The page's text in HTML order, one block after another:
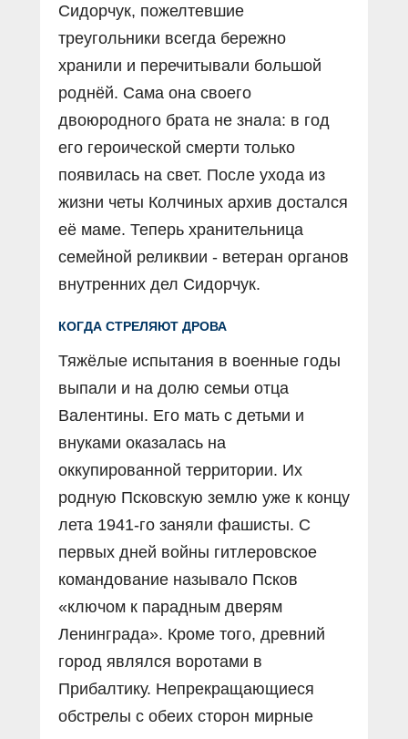
Сидорчук, пожелтевшие
треугольники всегда бережно
хранили и перечитывали большой
роднёй. Сама она своего
двоюродного брата не знала: в год
его героической смерти только
появилась на свет. После ухода из
жизни четы Колчиных архив достался
её маме. Теперь хранительница
семейной реликвии - ветеран органов
внутренних дел Сидорчук.
КОГДА СТРЕЛЯЮТ ДРОВА
Тяжёлые испытания в военные годы
выпали и на долю семьи отца
Валентины. Его мать с детьми и
внуками оказалась на
оккупированной территории. Их
родную Псковскую землю уже к концу
лета 1941-го заняли фашисты. С
первых дней войны гитлеровское
командование называло Псков
«ключом к парадным дверям
Ленинграда». Кроме того, древний
город являлся воротами в
Прибалтику. Непрекращающиеся
обстрелы с обеих сторон мирные